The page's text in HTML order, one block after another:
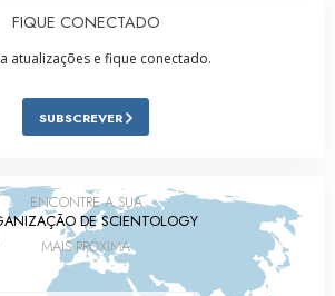
FIQUE CONECTADO
atualizações e fique conectado.
SUBSCREVER
ENCONTRE A SUA
DE SCIENTOLOGY
MAIS PRÓXIMA